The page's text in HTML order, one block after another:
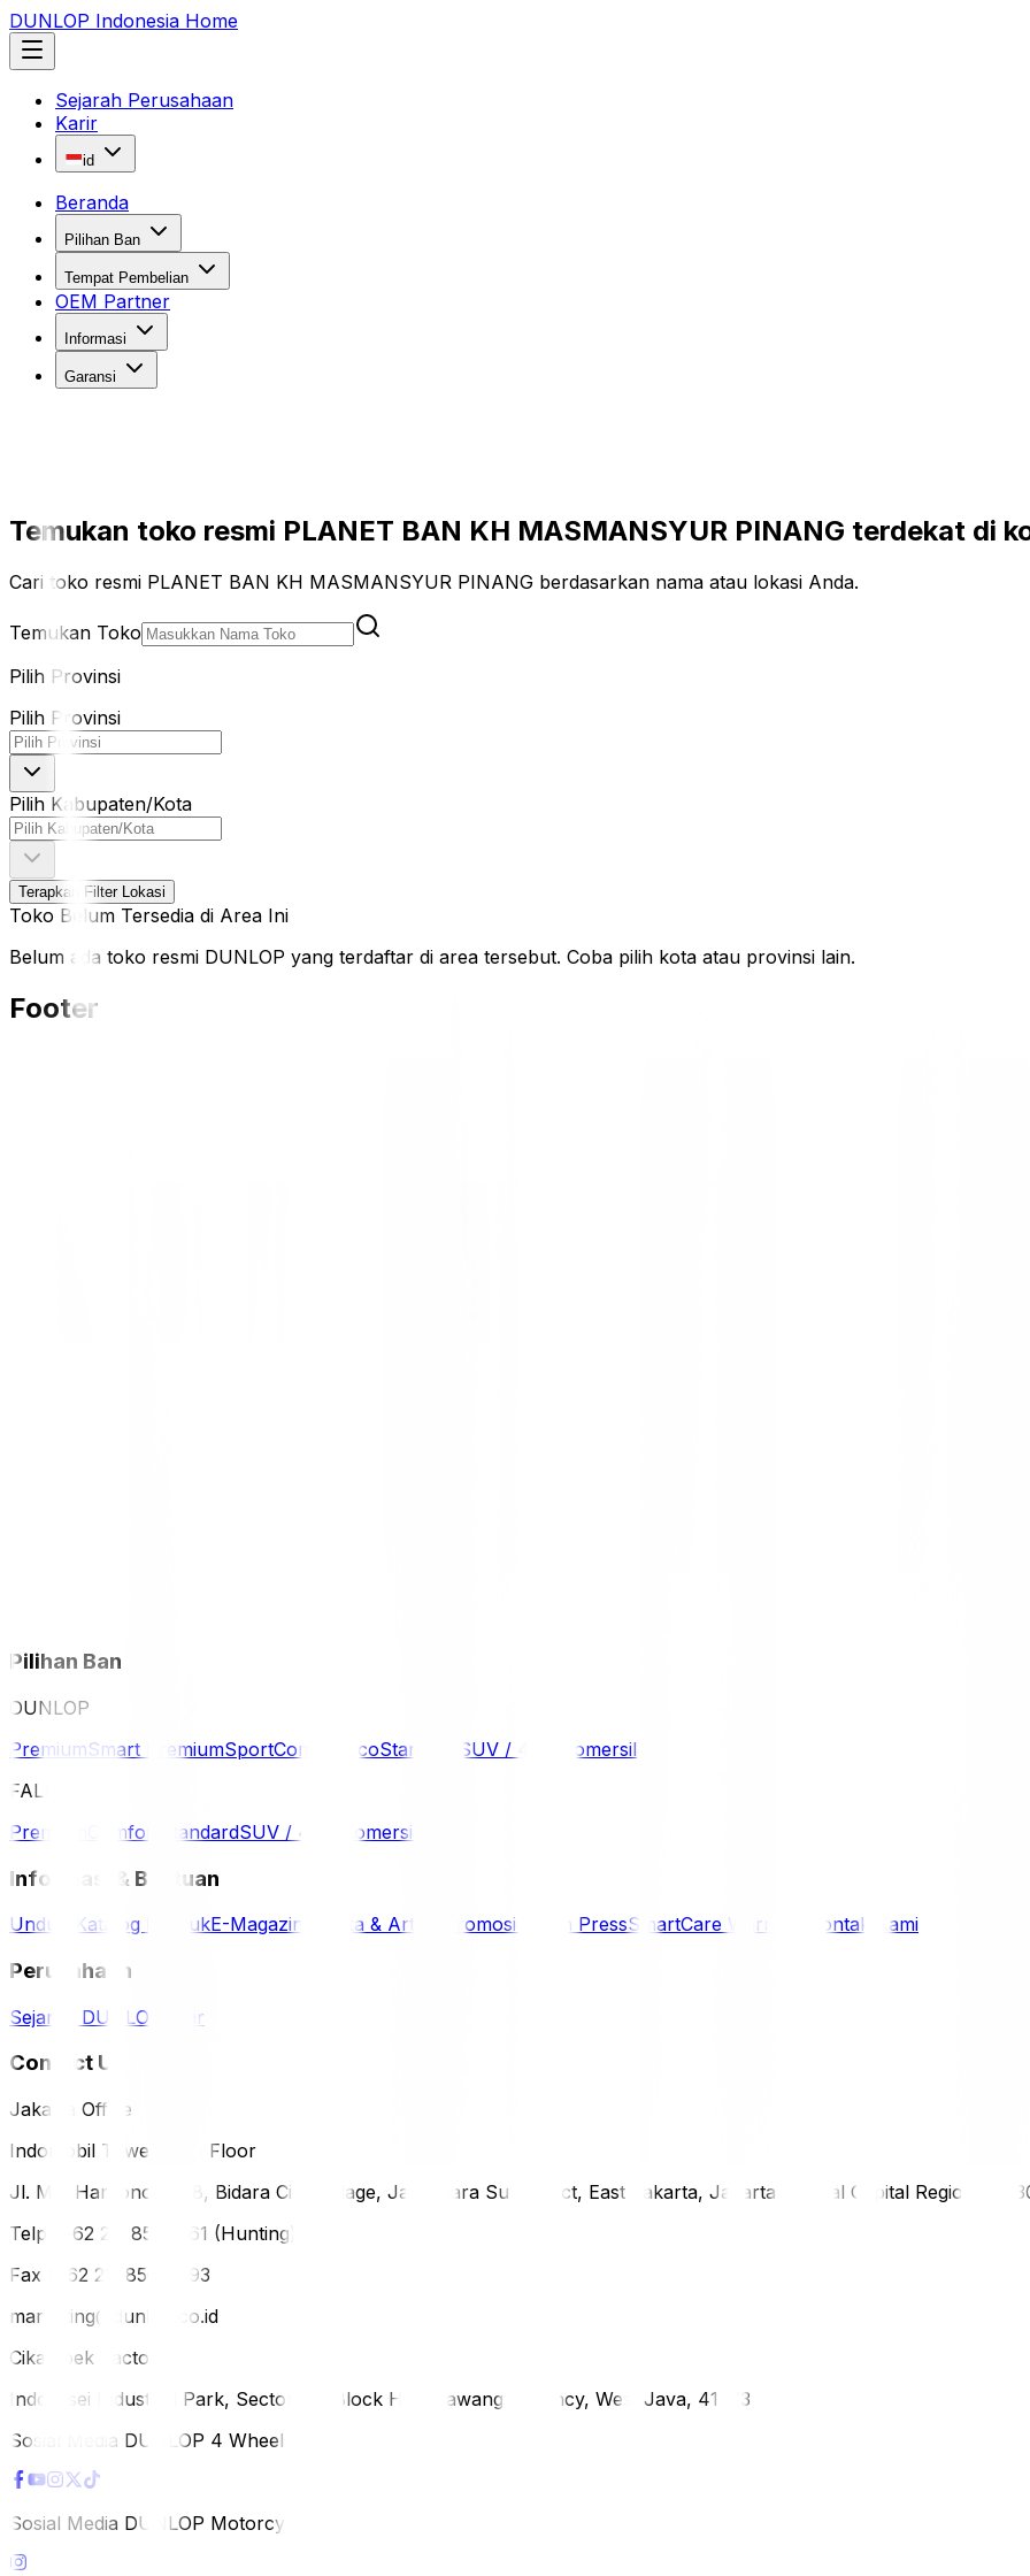
DUNLOP Indonesia Home
Sejarah Perusahaan
Karir
id
Beranda
Pilihan Ban
Tempat Pembelian
OEM Partner
Informasi
Garansi
Temukan toko resmi PLANET BAN KH MASMANSYUR PINANG terdekat di
Cari toko resmi PLANET BAN KH MASMANSYUR PINANG berdasarkan nama atau lokasi Anda.
Temukan Toko
Pilih Provinsi
Pilih Provinsi
Pilih Kabupaten/Kota
Terapkan Filter Lokasi
Toko Belum Tersedia di Area Ini
Belum ada toko resmi DUNLOP yang terdaftar di area tersebut. Coba pilih kota atau provinsi lain.
Footer
Pilihan Ban
DUNLOP
PremiumSmart PremiumSportComfort EcoStandard SUV / 4WD
Komersil
FALKEN
Premium
Comfort StandardSUV / 4WD Komersil
Informasi & Bantuan
Unduh Katalog ProdukE-Magazine Berita & Artikel Promosi Siaran PressSmartCare Warranty Kontak Kami
Perusahaan
Sejarah DUNLOP Karir
Contact Us
Jakarta Office
Indomobil Tower, 12th Floor
Jl. MT. Haryono Lot 8, Bidara Cina Village, Jatinegara Subdistrict, East Jakarta, Jakarta Special Capital Region,
Telp (+62 21) 851-2561 (Hunting)
Fax (+62 21) 856-5893
marketing@dunlop.co.id
Cikampek Factory
Indotaisei Industrial Park, Sector 1A, Block H, Karawang Regency, West Java, 41373
Sosial Media DUNLOP 4 Wheels
Sosial Media DUNLOP Motorcycle